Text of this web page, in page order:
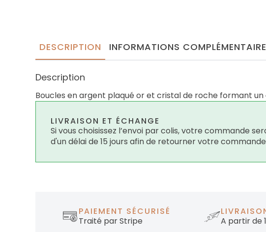
DESCRIPTION INFORMATIONS
Description
Boucles en argent plaqué or et cristal de roche formant un
LIVRAISON ET ÉCHANGE
Si vous choisissez l’envoi par colis, votre commande
d'un délai de 15 jours afin de retourner votre
PAIEMENT SÉCURISÉ
Traité par Stripe
A partir de